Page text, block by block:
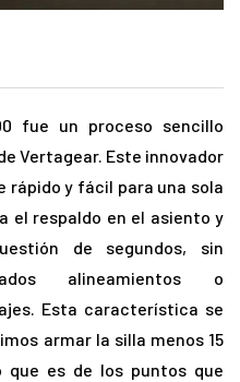
fue un proceso sencillo
Vertagear. Este innovador
rápido y fácil para una sola
el respaldo en el asiento y
de segundos, sin
alineamientos o
Esta característica se
armar la silla menos 15
que es de los puntos que